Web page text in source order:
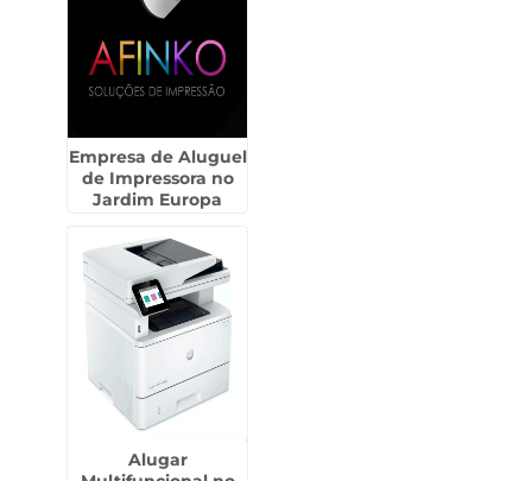
Empresa de Aluguel
de Impressora no
Jardim Europa
Alugar